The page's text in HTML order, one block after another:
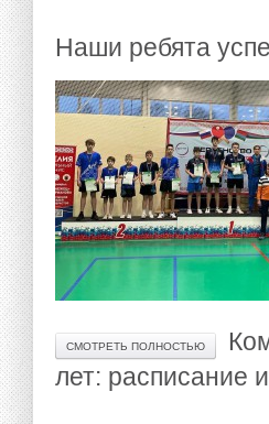
Наши ребята
СМОТРЕТЬ ПОЛНОСТЬЮ
лет: расписание